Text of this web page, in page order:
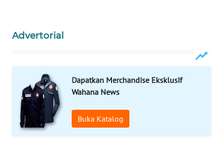
Advertorial
Dapatkan Merchandise Eksklusif
Wahana News
Buka Katalog
WAHANA
PERSONA
WAHANA
OTOMOTIF